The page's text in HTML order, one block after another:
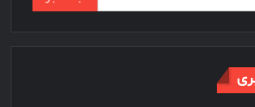
برای: